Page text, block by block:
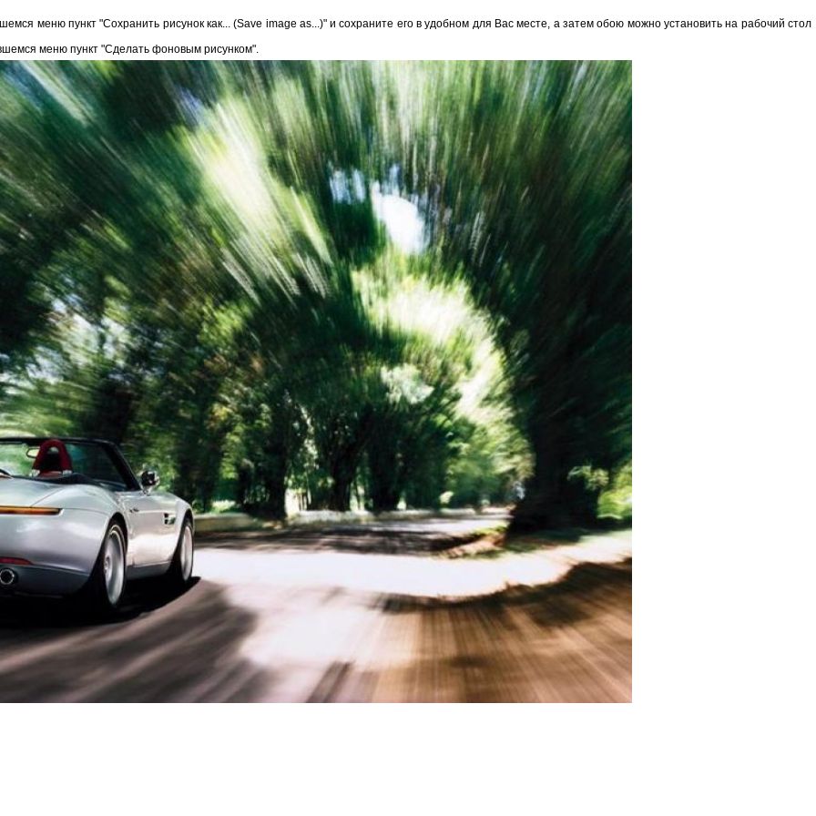
меню пункт "Сохранить рисунок как... (Save image as...)" и сохраните его в удобном для Вас месте, а затем обою можно установить на рабочий стол
меню пункт "Сделать фоновым рисунком".